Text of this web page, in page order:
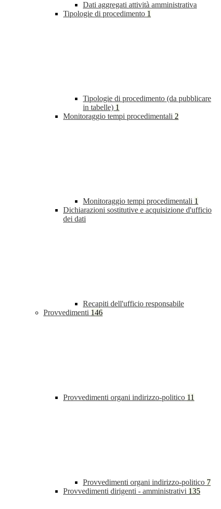
Dati aggregati attività amministrativa
Tipologie di procedimento 1
Tipologie di procedimento (da pubblicare
in tabelle) 1
Monitoraggio tempi procedimentali 2
Monitoraggio tempi procedimentali 1
Dichiarazioni sostitutive e acquisizione d'ufficio
dei dati
Recapiti dell'ufficio responsabile
Provvedimenti 146
Provvedimenti organi indirizzo-politico 11
Provvedimenti organi indirizzo-politico 7
Provvedimenti dirigenti - amministrativi 135